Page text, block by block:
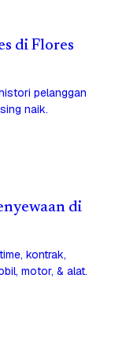
di Flores
pelanggan
naik.
di
kontrak,
motor, & alat.